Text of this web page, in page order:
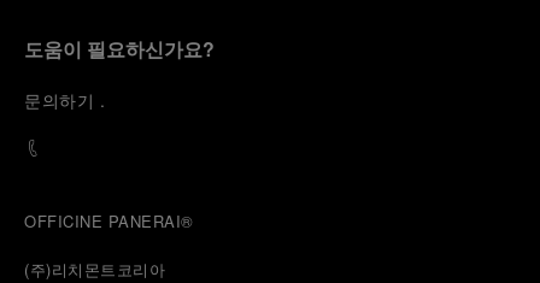
도움이 필요하신가요?
문의하기 .
OFFICINE PANERAI®
(주)리치몬트코리아